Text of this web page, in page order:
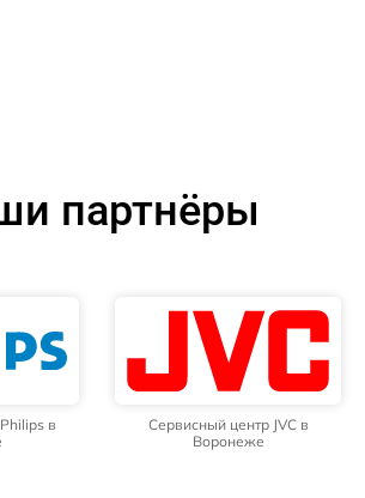
партнёры
в
Сервисный центр JVC в
Воронеже